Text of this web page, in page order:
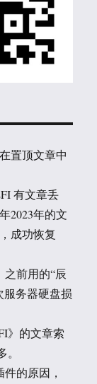
置顶文章中
有文章丢
2023年的文
成功恢复
之前用的“辰
服务器硬盘损
》的文章索
的原因，